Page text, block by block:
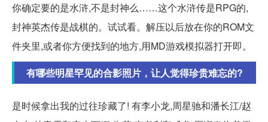
你确定要的是水浒,不是封神么……这个水浒传是RPG的,
封神英杰传是战棋的。试试看。解压以后放在你的ROM文
件夹里,或者你方便找到的地方,用MD游戏模拟器打开即。
有哪些明星罕见的合影照片，让人觉得珍贵难忘的?
是时候拿出我的过往珍藏了! 有李小龙,周星驰和潘长江/赵